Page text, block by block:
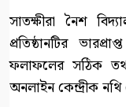
সাতক্ষীরা নৈশ
প্রতিষ্ঠানটির
ফলাফলের সঠিক
অনলাইন কেন্দ্রীক নথি